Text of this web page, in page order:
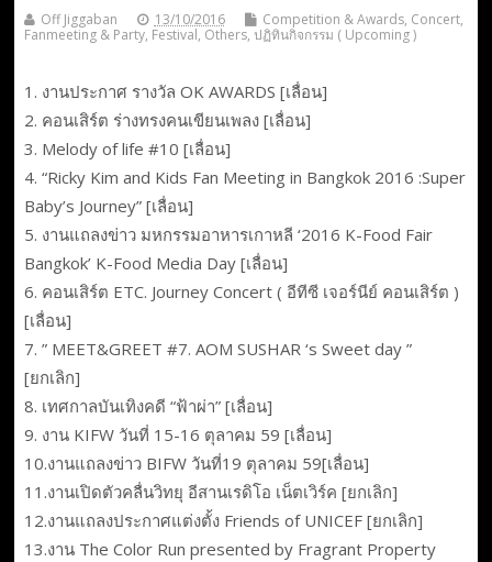
Off Jiggaban 13/10/2016 Competition & Awards, Concert,
Fanmeeting & Party, Festival, Others, ปฏิทินกิจกรรม ( Upcoming )
1. งานประกาศ รางวัล OK AWARDS [เลื่อน]
2. คอนเสิร์ต ร่างทรงคนเขียนเพลง [เลื่อน]
3. Melody of life #10 [เลื่อน]
4. “Ricky Kim and Kids Fan Meeting in Bangkok 2016 :Super
Baby’s Journey” [เลื่อน]
5. งานแถลงข่าว มหกรรมอาหารเกาหลี ‘2016 K-Food Fair
Bangkok’ K-Food Media Day [เลื่อน]
6. คอนเสิร์ต ETC. Journey Concert ( อีทีซี เจอร์นีย์ คอนเสิร์ต )
[เลื่อน]
7. ” MEET&GREET #7. AOM SUSHAR ‘s Sweet day ”
[ยกเลิก]
8. เทศกาลบันเทิงคดี “ฟ้าผ่า” [เลื่อน]
9. งาน KIFW วันที่ 15-16 ตุลาคม 59 [เลื่อน]
10.งานแถลงข่าว BIFW วันที่19 ตุลาคม 59[เลื่อน]
11.งานเปิดตัวคลื่นวิทยุ อีสานเรดิโอ เน็ตเวิร์ค [ยกเลิก]
12.งานแถลงประกาศแต่งตั้ง Friends of UNICEF [ยกเลิก]
13.งาน The Color Run presented by Fragrant Property